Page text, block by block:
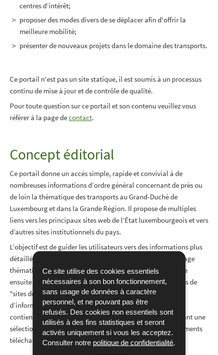
Ce site utilise des cookies essentiels
nécessaires à son bon fonctionnement,
sans usage de données à caractère
personnel, et ne pouvant pas être
refusés. Des cookies non essentiels sont
utilisés à des fins statistiques et seront
activés uniquement si vous les acceptez.
Consulter notre politique de confidentialité.
centres d’intérêt;
proposer des modes divers de se déplacer afin d'offrir la
meilleure mobilité;
présenter de nouveaux projets dans le domaine des transports.
Ce portail n'est pas un site statique, il est soumis à un processus
continu de mise à jour et de contrôle de qualité.
Pour toute question sur ce portail et son contenu veuillez vous
référer à la page decontact.
Concept éditorial
Ce portail donne un accès simple, rapide et convivial à de
nombreuses informations d’ordre général concernant de près ou
de loin la thématique des transports au Grand-Duché de
Luxembourg et dans la Grande Région. Il propose de multiples
liens vers les principaux sites web de l’État luxembourgeois et vers
d’autres sites institutionnels du pays.
L’objectif est de guider les utilisateurs vers des informations plus
détaillées dans les domaines qui les intéressent. Chaque page
thématique donne un aperçu général du sujet traité et offre
ensuite des pistes de recherche supplémentaires par le biais de
"sites de référence", de recommandations de lecture et
d’informations utiles. La plupart des pages thématiques
contiennent un encadré intitulé "Pour en savoir plus", offrant une
sélection de liens vers d’autres sites Internet et/ou de documents
téléchargeables.